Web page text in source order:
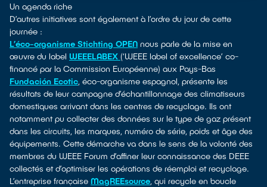
Un agenda riche
D’autres initiatives sont également à l’ordre du jour de cette
journée :
L’éco-organisme Stichting OPEN nous parle de la mise en
œuvre du label WEEELABEX (‘WEEE label of excellence’ co-
financé par la Commission Européenne) aux Pays-Bas
Fundación Ecotic, éco-organisme espagnol, présente les
résultats de leur campagne d’échantillonnage des climatiseurs
domestiques arrivant dans les centres de recyclage. Ils ont
notamment pu collecter des données sur le type de gaz présent
dans les circuits, les marques, numéro de série, poids et âge des
équipements. Cette démarche va dans le sens de la volonté des
membres du WEEE Forum d’affiner leur connaissance des DEEE
collectés et d’optimiser les opérations de réemploi et recyclage.
L’entreprise française MagREEsource, qui recycle en boucle